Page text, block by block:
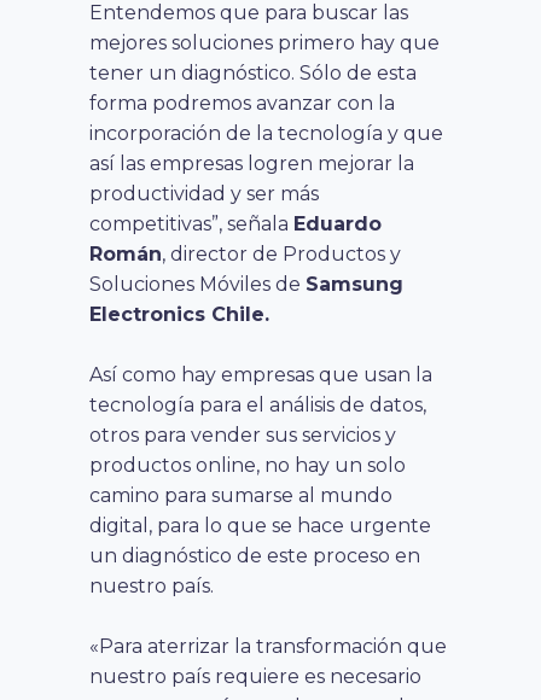
Entendemos que para buscar las
mejores soluciones primero hay que
tener un diagnóstico. Sólo de esta
forma podremos avanzar con la
incorporación de la tecnología y que
así las empresas logren mejorar la
productividad y ser más
competitivas”, señala Eduardo
Román, director de Productos y
Soluciones Móviles de Samsung
Electronics Chile.
Así como hay empresas que usan la
tecnología para el análisis de datos,
otros para vender sus servicios y
productos online, no hay un solo
camino para sumarse al mundo
digital, para lo que se hace urgente
un diagnóstico de este proceso en
nuestro país.
«Para aterrizar la transformación que
nuestro país requiere es necesario